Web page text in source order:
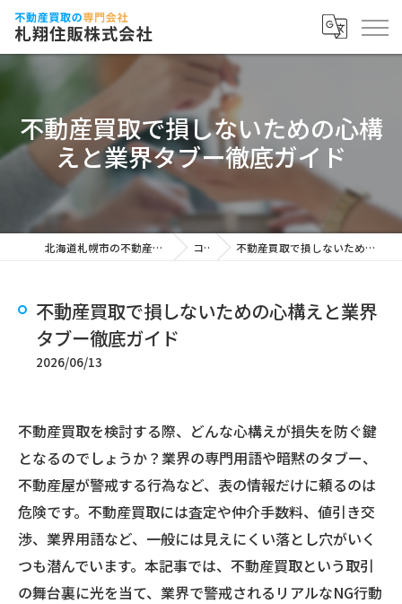
不動産買取で損しないための心構
えと業界タブー徹底ガイド
北海道札幌市の不動産買取なら札翔住販株式会社 コラム 不動産買取で損しないための心構えと業界タブー徹底ガイド
不動産買取で損しないための心構えと業界
タブー徹底ガイド
2026/06/13
不動産買取を検討する際、どんな心構えが損失を防ぐ鍵
となるのでしょうか？業界の専門用語や暗黙のタブー、
不動産屋が警戒する行為など、表の情報だけに頼るのは
危険です。不動産買取には査定や仲介手数料、値引き交
渉、業界用語など、一般には見えにくい落とし穴がいく
つも潜んでいます。本記事では、不動産買取という取引
の舞台裏に光を当て、業界で警戒されるリアルなNG行動